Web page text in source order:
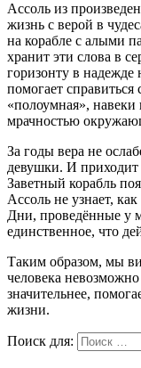
Ассоль из
жизнь с верой в
на корабле с алыми
хранит эти слова в
горизонту в надежде
помогает
«полоумная»,
мрачностью
За годы вера не
девушки. И приходит
Заветный корабль
Ассоль не узнает,
Дни, проведённые у
единственное, что
Таким образом, мы
человека
значительнее,
жизни.
Поиск для: